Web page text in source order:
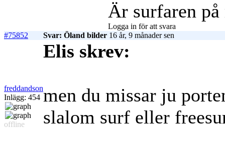
Är surfaren på
Logga in för att svara
#75852
Svar: Öland bilder 16 år, 9 månader sen
freddandson
Inlägg: 454
offline
Elis skrev:
men du missar ju
slalom surf eller